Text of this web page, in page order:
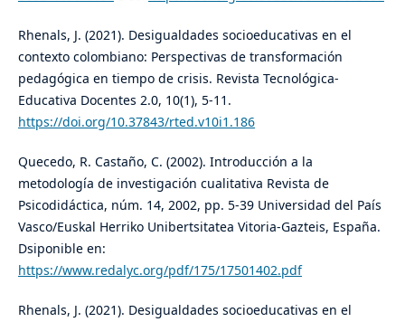
Rhenals, J. (2021). Desigualdades socioeducativas en el
contexto colombiano: Perspectivas de transformación
pedagógica en tiempo de crisis. Revista Tecnológica-
Educativa Docentes 2.0, 10(1), 5-11.
https://doi.org/10.37843/rted.v10i1.186
Quecedo, R. Castaño, C. (2002). Introducción a la
metodología de investigación cualitativa Revista de
Psicodidáctica, núm. 14, 2002, pp. 5-39 Universidad del País
Vasco/Euskal Herriko Unibertsitatea Vitoria-Gazteis, España.
Dsiponible en:
https://www.redalyc.org/pdf/175/17501402.pdf
Rhenals, J. (2021). Desigualdades socioeducativas en el